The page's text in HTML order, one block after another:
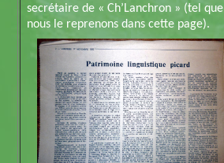
secrétaire de « Ch’Lanchron » (tel que
nous le reprenons dans cette page).